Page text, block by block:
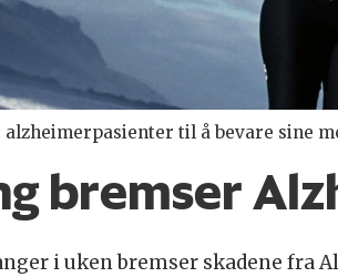
til å bevare sine
bremser
i uken bremser skadene fra